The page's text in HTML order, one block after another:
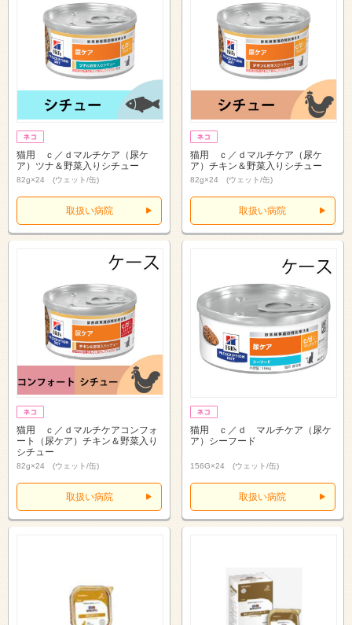
猫用 ｃ／ｄマルチケア（尿ケ
ア）ツナ＆野菜入りシチュー
82g×24 (ウェット/缶)
取扱い病院
猫用 ｃ／ｄマルチケア（尿ケ
ア）チキン＆野菜入りシチュー
82g×24 (ウェット/缶)
取扱い病院
猫用 ｃ／ｄマルチケアコンフォ
ート（尿ケア）チキン＆野菜入り
シチュー
82g×24 (ウェット/缶)
取扱い病院
猫用 ｃ／ｄ マルチケア（尿ケ
ア）シーフード
156G×24 (ウェット/缶)
取扱い病院